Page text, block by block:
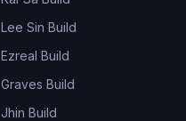
Lee Sin Build
Ezreal Build
Graves Build
Jhin Build